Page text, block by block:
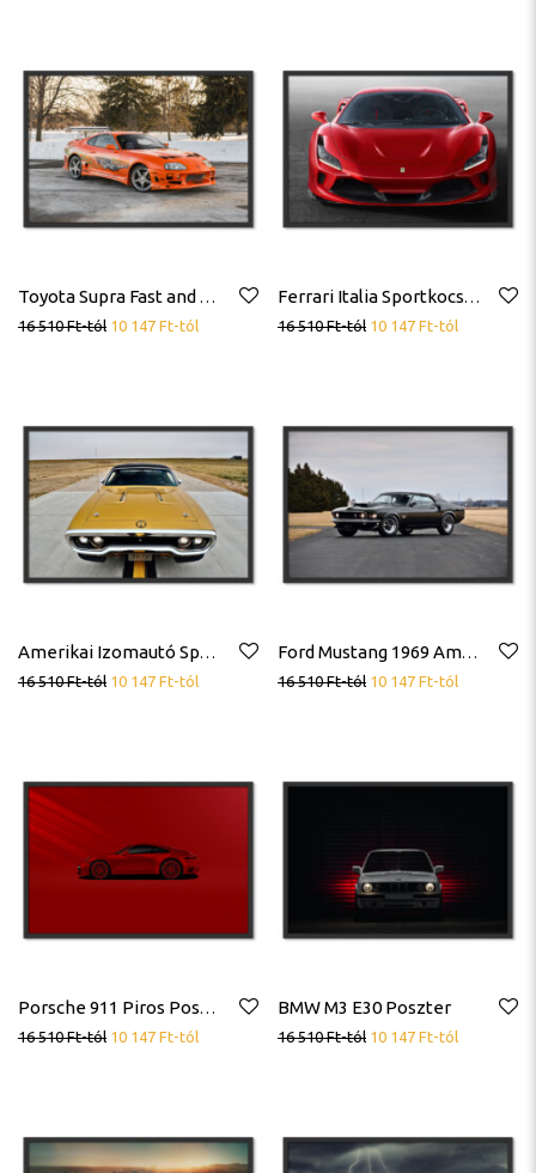
Toyota Supra Fast and the Furious Halálos Iramban Autó Poszter
16 510Ft-tól 10 147 Ft-tól
Ferrari Italia Sportkocsi Sportautó Poszter
16 510Ft-tól 10 147 Ft-tól
Amerikai Izomautó Sportkocsi Klasszikus Sportautó Vintage Poszter
16 510Ft-tól 10 147 Ft-tól
Ford Mustang 1969 Amerikai Izomautó Sportkocsi Sportautó Poszter
16 510Ft-tól 10 147 Ft-tól
Porsche 911 Piros Poszter
16 510Ft-tól 10 147 Ft-tól
BMW M3 E30 Poszter
16 510Ft-tól 10 147 Ft-tól